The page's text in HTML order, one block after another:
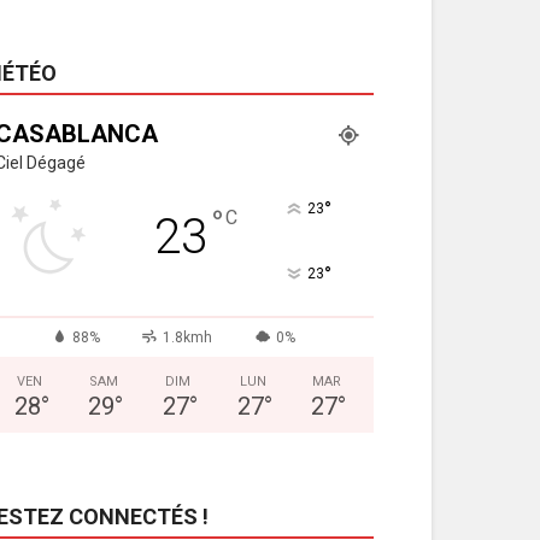
Dégagé
23 °C 23°
23°
88% 1.8kmh 0%
VEN
28°
SAM
29°
DIM
27°
LUN
27°
MAR
27°
CONNECTÉS !